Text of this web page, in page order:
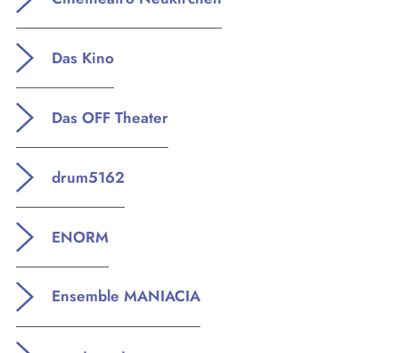
Das Kino
Das OFF Theater
drum5162
ENORM
Ensemble MANIACIA